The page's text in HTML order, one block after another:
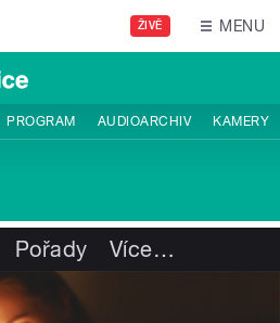
ŽIVĚ MENU
PROGRAM AUDIOARCHIV KAMERY
Pořady Více…